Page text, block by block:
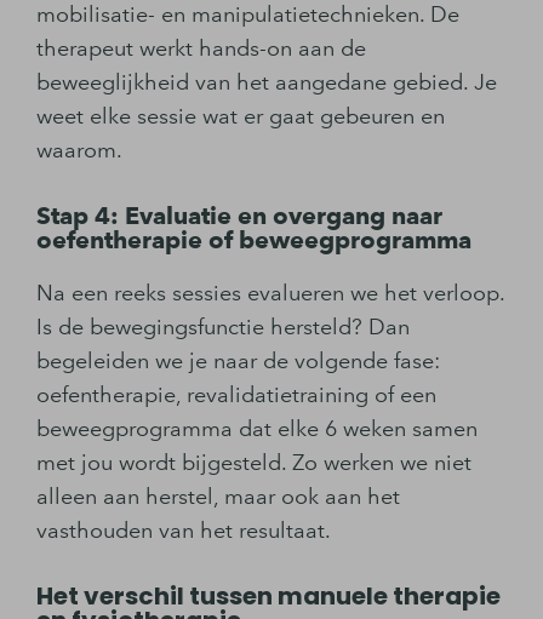
mobilisatie- en manipulatietechnieken. De
therapeut werkt hands-on aan de
beweeglijkheid van het aangedane gebied. Je
weet elke sessie wat er gaat gebeuren en
waarom.
Stap 4: Evaluatie en overgang naar
oefentherapie of beweegprogramma
Na een reeks sessies evalueren we het verloop.
Is de bewegingsfunctie hersteld? Dan
begeleiden we je naar de volgende fase:
oefentherapie, revalidatietraining of een
beweegprogramma dat elke 6 weken samen
met jou wordt bijgesteld. Zo werken we niet
alleen aan herstel, maar ook aan het
vasthouden van het resultaat.
Het verschil tussen manuele therapie